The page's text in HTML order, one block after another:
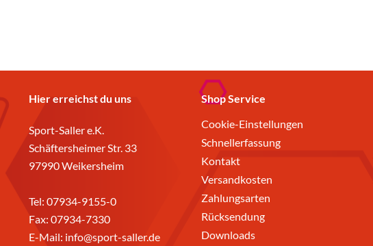
Hier erreichst du uns
Sport-Saller e.K.
Schäftersheimer Str. 33
97990 Weikersheim
Tel: 07934-9155-0
Fax: 07934-7330
E-Mail: info@sport-saller.de
Shop Service
Cookie-Einstellungen
Schnellerfassung
Kontakt
Versandkosten
Zahlungsarten
Rücksendung
Downloads